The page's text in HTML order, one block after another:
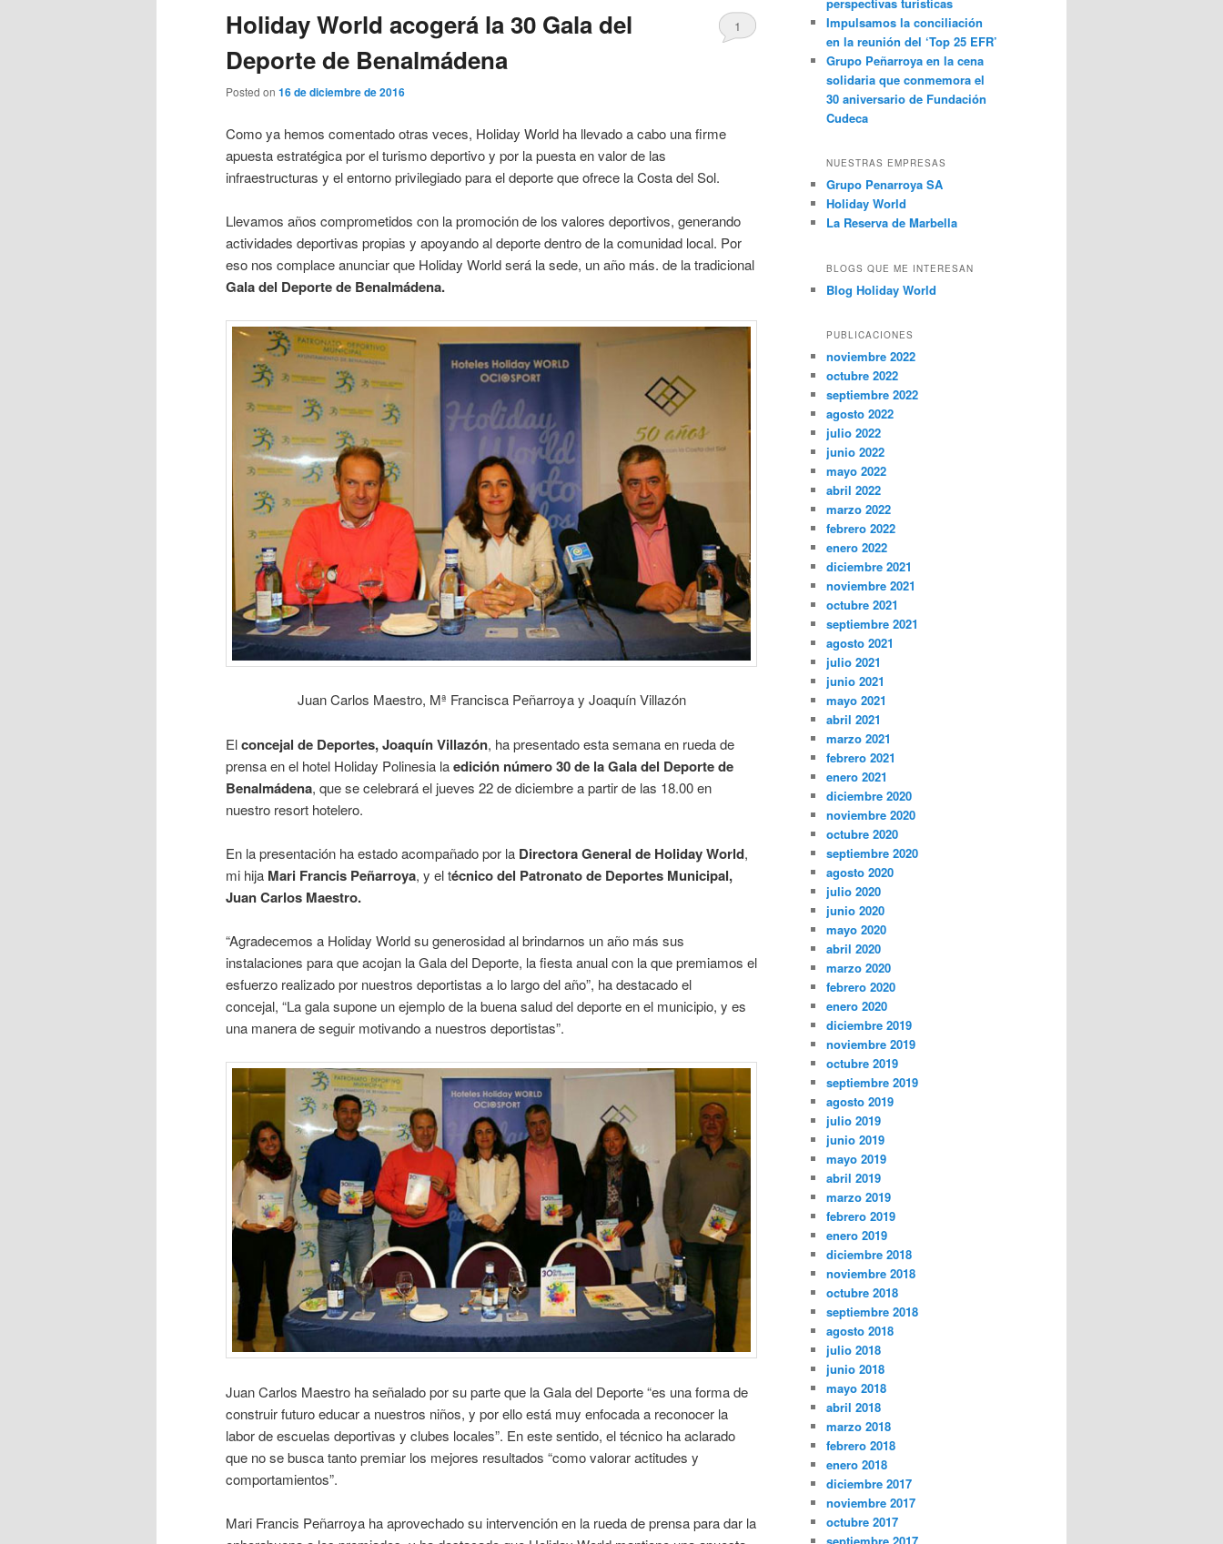
Holiday World acogerá la 30 Gala del
Deporte de Benalmádena
Posted on 16 de diciembre de 2016
1
Como ya hemos comentado otras veces, Holiday World ha llevado a cabo una firme
apuesta estratégica por el turismo deportivo y por la puesta en valor de las
infraestructuras y el entorno privilegiado para el deporte que ofrece la Costa del Sol.
Llevamos años comprometidos con la promoción de los valores deportivos, generando
actividades deportivas propias y apoyando al deporte dentro de la comunidad local. Por
eso nos complace anunciar que Holiday World será la sede, un año más. de la tradicional
Gala del Deporte de Benalmádena.
Juan Carlos Maestro, Mª Francisca Peñarroya y Joaquín Villazón
Elconcejal de Deportes, Joaquín Villazón, ha presentado esta semana en rueda de
prensa en el hotel Holiday Polinesia laedición número 30 de la Gala del Deporte de
Benalmádena, que se celebrará el jueves 22de diciembre a partir de las 18.00 en
nuestro resort hotelero.
En la presentación ha estado acompañado por la Directora General de Holiday World,
mi hija Mari Francis Peñarroya, y el técnico del Patronato de Deportes Municipal,
Juan Carlos Maestro.
“Agradecemos a Holiday World su generosidad al brindarnos un año más sus
instalaciones para que acojan la Gala del Deporte, la fiesta anual con la que premiamos el
esfuerzo realizado por nuestros deportistas a lo largo del año”, ha destacado el
concejal, “La gala supone un ejemplo de la buena salud del deporte en el municipio, y es
una manera de seguir motivando a nuestros deportistas”.
Juan Carlos Maestro ha señalado por su parte que la Gala del Deporte “es una forma de
construir futuro educar a nuestros niños, y por ello está muy enfocada a reconocer la
labor de escuelas deportivas y clubes locales”. En este sentido, el técnico ha aclarado
que no se busca tanto premiar los mejores resultados “como valorar actitudes y
comportamientos”.
Mari Francis Peñarroya ha aprovechado su intervención en la rueda de prensa para dar la
Impulsamos la conciliación
en la reunión del ‘Top 25 EFR’
Grupo Peñarroya en la cena
solidaria que conmemora el
30 aniversario de Fundación
Cudeca
NUESTRAS EMPRESAS
Grupo Penarroya SA
Holiday World
La Reserva de Marbella
BLOGS QUE ME INTERESAN
Blog Holiday World
PUBLICACIONES
noviembre 2022
octubre 2022
septiembre 2022
agosto 2022
julio 2022
junio 2022
mayo 2022
abril 2022
marzo 2022
febrero 2022
enero 2022
diciembre 2021
noviembre 2021
octubre 2021
septiembre 2021
agosto 2021
julio 2021
junio 2021
mayo 2021
abril 2021
marzo 2021
febrero 2021
enero 2021
diciembre 2020
noviembre 2020
octubre 2020
septiembre 2020
agosto 2020
julio 2020
junio 2020
mayo 2020
abril 2020
marzo 2020
febrero 2020
enero 2020
diciembre 2019
noviembre 2019
octubre 2019
septiembre 2019
agosto 2019
julio 2019
junio 2019
mayo 2019
abril 2019
marzo 2019
febrero 2019
enero 2019
diciembre 2018
noviembre 2018
octubre 2018
septiembre 2018
agosto 2018
julio 2018
junio 2018
mayo 2018
abril 2018
marzo 2018
febrero 2018
enero 2018
diciembre 2017
noviembre 2017
octubre 2017